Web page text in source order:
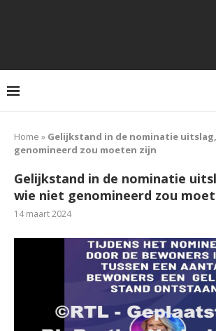
Home » Gelijkstand in de nominatie
genomineerd zou moeten zijn
Gelijkstand in de nominatie
wie niet genomineerd zou
14 maart 2024